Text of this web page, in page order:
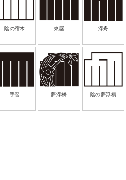
陰の宿木 東屋 浮舟
手習 夢浮橋 陰の夢浮橋